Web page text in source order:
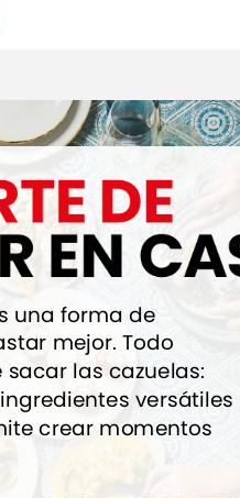
una forma de
mejor. Todo
sacar las cazuelas:
ingredientes versátiles
crear momentos
DE
EN